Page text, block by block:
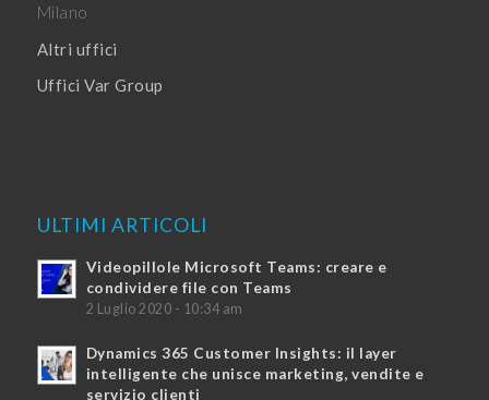
Milano
Altri uffici
Uffici Var Group
ULTIMI ARTICOLI
Videopillole Microsoft Teams: creare e
condividere file con Teams
2 Luglio 2020 - 10:34 am
Dynamics 365 Customer Insights: il layer
intelligente che unisce marketing, vendite e
servizio clienti